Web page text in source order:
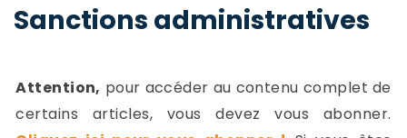
Abonnement aux actualités
Sanctions administratives
Attention, pour accéder au contenu complet de
certains articles, vous devez vous abonner.